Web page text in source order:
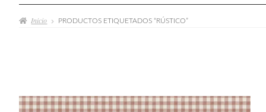
Inicio PRODUCTOS ETIQUETADOS “RÚSTICO”